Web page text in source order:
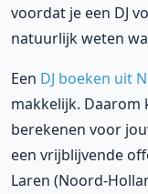
voordat je een DJ
natuurlijk weten
Een DJ boeken uit
makkelijk. Daarom
berekenen voor
een vrijblijvende
Laren (Noord-